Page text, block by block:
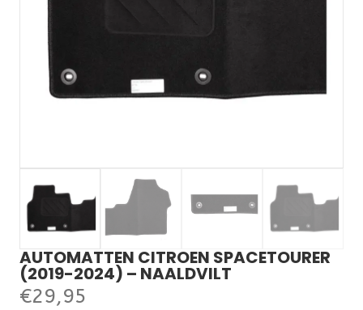
AUTOMATTEN CITROEN SPACETOURER
(2019-2024) – NAALDVILT
€29,95